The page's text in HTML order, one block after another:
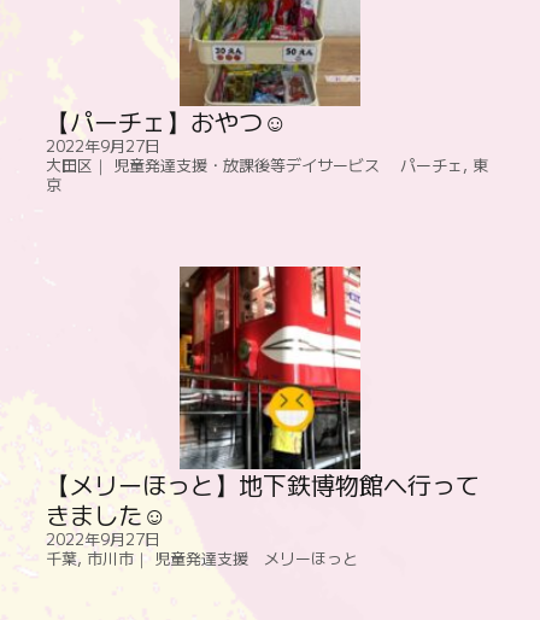
【パーチェ】おやつ☺
2022年9月27日
大田区｜ 児童発達支援・放課後等デイサービス パーチェ, 東
京
【メリーほっと】地下鉄博物館へ行って
きました☺
2022年9月27日
千葉, 市川市｜ 児童発達支援 メリーほっと